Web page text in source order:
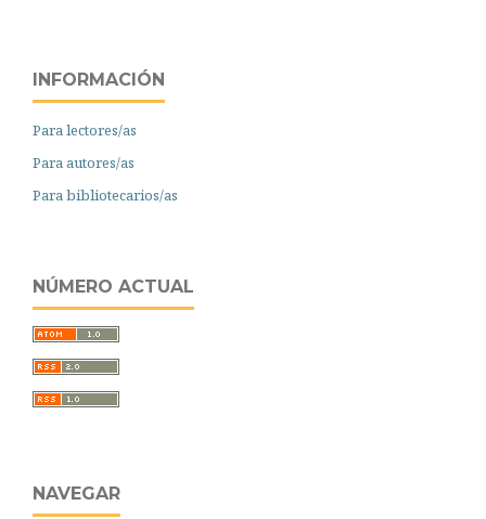
INFORMACIÓN
Para lectores/as
Para autores/as
Para bibliotecarios/as
NÚMERO ACTUAL
NAVEGAR